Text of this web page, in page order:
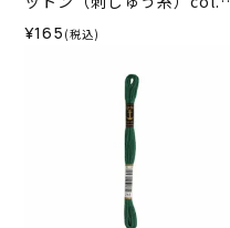
367
¥165 (税込)